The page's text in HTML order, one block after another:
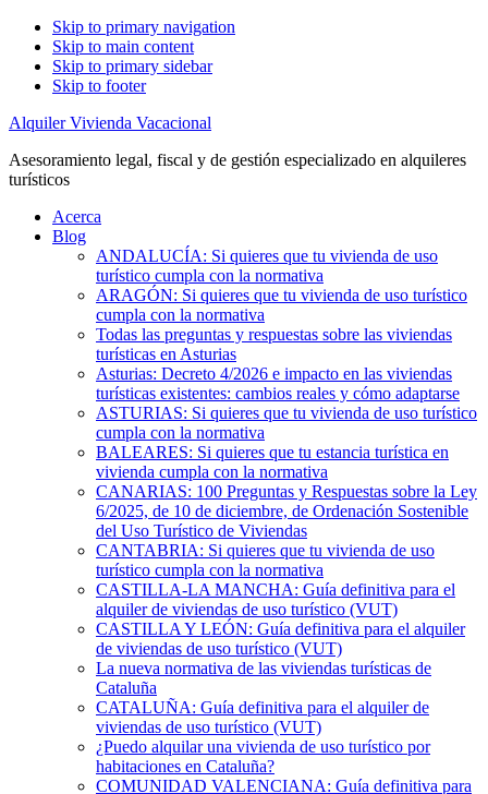
Skip to primary navigation
Skip to main content
Skip to primary sidebar
Skip to footer
Alquiler Vivienda Vacacional
Asesoramiento legal, fiscal y de gestión especializado en alquileres
turísticos
Acerca
Blog
ANDALUCÍA: Si quieres que tu vivienda de uso
turístico cumpla con la normativa
ARAGÓN: Si quieres que tu vivienda de uso turístico
cumpla con la normativa
Todas las preguntas y respuestas sobre las viviendas
turísticas en Asturias
Asturias: Decreto 4/2026 e impacto en las viviendas
turísticas existentes: cambios reales y cómo adaptarse
ASTURIAS: Si quieres que tu vivienda de uso turístico
cumpla con la normativa
BALEARES: Si quieres que tu estancia turística en
vivienda cumpla con la normativa
CANARIAS: 100 Preguntas y Respuestas sobre la Ley
6/2025, de 10 de diciembre, de Ordenación Sostenible
del Uso Turístico de Viviendas
CANTABRIA: Si quieres que tu vivienda de uso
turístico cumpla con la normativa
CASTILLA-LA MANCHA: Guía definitiva para el
alquiler de viviendas de uso turístico (VUT)
CASTILLA Y LEÓN: Guía definitiva para el alquiler
de viviendas de uso turístico (VUT)
La nueva normativa de las viviendas turísticas de
Cataluña
CATALUÑA: Guía definitiva para el alquiler de
viviendas de uso turístico (VUT)
¿Puedo alquilar una vivienda de uso turístico por
habitaciones en Cataluña?
COMUNIDAD VALENCIANA: Guía definitiva para